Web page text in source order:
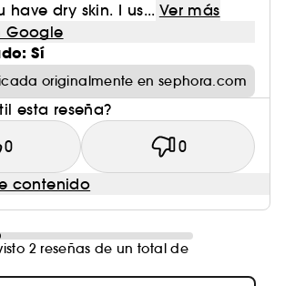
have dry skin. I us... Ver más
Google
Sí
originalmente en sephora.com
esta reseña?
0 0
contenido
2 reseñas de un total de